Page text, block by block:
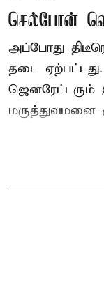
செல்போன்
அப்போது
தடை
மருத்துவமனை